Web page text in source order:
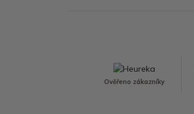
Ověřeno zákazníky